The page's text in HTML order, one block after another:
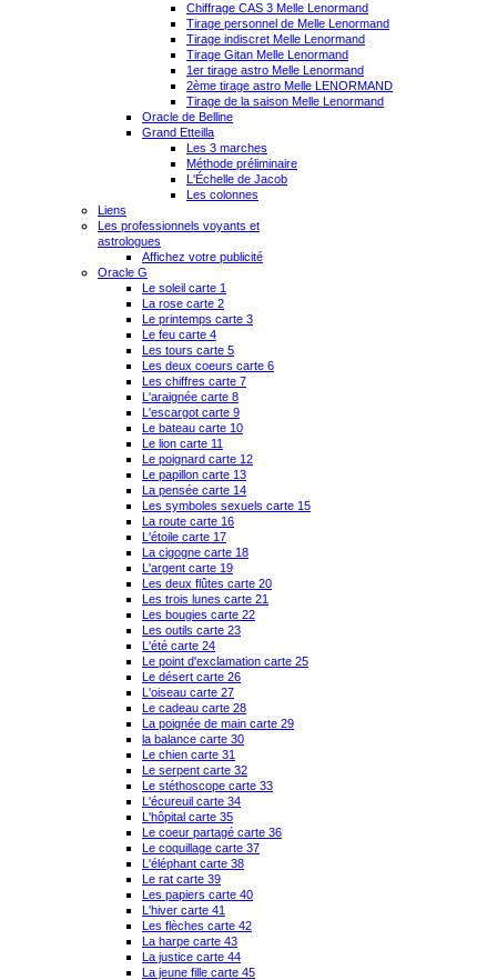
Chiffrage CAS 3 Melle Lenormand
Tirage personnel de Melle Lenormand
Tirage indiscret Melle Lenormand
Tirage Gitan Melle Lenormand
1er tirage astro Melle Lenormand
2ème tirage astro Melle LENORMAND
Tirage de la saison Melle Lenormand
Oracle de Belline
Grand Etteilla
Les 3 marches
Méthode préliminaire
L'Échelle de Jacob
Les colonnes
Liens
Les professionnels voyants et
astrologues
Affichez votre publicité
Oracle G
Le soleil carte 1
La rose carte 2
Le printemps carte 3
Le feu carte 4
Les tours carte 5
Les deux coeurs carte 6
Les chiffres carte 7
L'araignée carte 8
L'escargot carte 9
Le bateau carte 10
Le lion carte 11
Le poignard carte 12
Le papillon carte 13
La pensée carte 14
Les symboles sexuels carte 15
La route carte 16
L'étoile carte 17
La cigogne carte 18
L'argent carte 19
Les deux flûtes carte 20
Les trois lunes carte 21
Les bougies carte 22
Les outils carte 23
L'été carte 24
Le point d'exclamation carte 25
Le désert carte 26
L'oiseau carte 27
Le cadeau carte 28
La poignée de main carte 29
la balance carte 30
Le chien carte 31
Le serpent carte 32
Le stéthoscope carte 33
L'écureuil carte 34
L'hôpital carte 35
Le coeur partagé carte 36
Le coquillage carte 37
L'éléphant carte 38
Le rat carte 39
Les papiers carte 40
L'hiver carte 41
Les flèches carte 42
La harpe carte 43
La justice carte 44
La jeune fille carte 45